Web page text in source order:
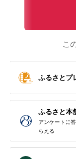
こ
ふるさとプ
ふるさと本
アンケートに
らえる